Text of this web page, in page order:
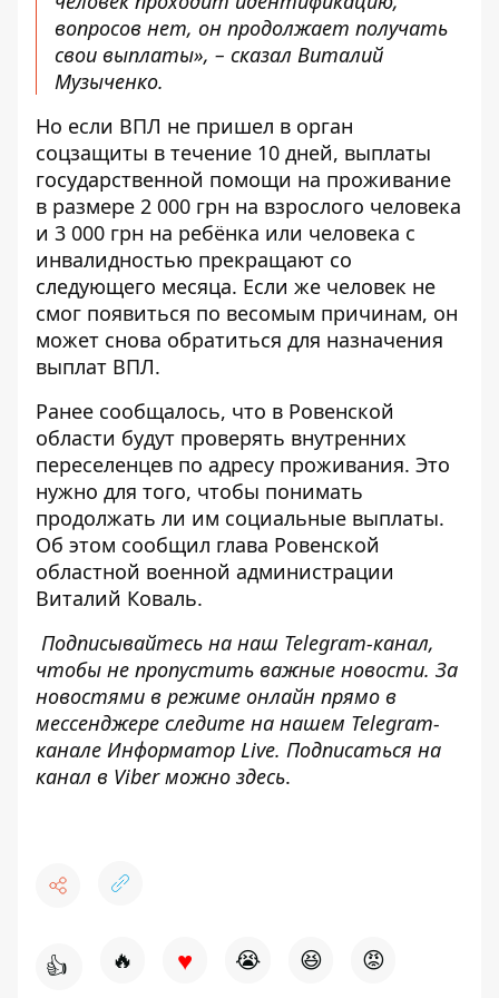
вопросов нет, он продолжает получать
свои выплаты», – сказал Виталий
Музыченко.
Но если ВПЛ не пришел в орган
соцзащиты в течение 10 дней, выплаты
государственной помощи на проживание
в размере 2 000 грн на взрослого человека
и 3 000 грн на ребёнка или человека с
инвалидностью прекращают со
следующего месяца. Если же человек не
смог появиться по весомым причинам, он
может снова обратиться для назначения
выплат ВПЛ.
Ранее сообщалось, что в Ровенской
области будут проверять внутренних
переселенцев по адресу проживания. Это
нужно для того, чтобы понимать
продолжать ли им социальные выплаты.
Об этом сообщил глава Ровенской
областной военной администрации
Виталий Коваль.
Подписывайтесь на наш Telegram-канал,
чтобы не пропустить важные новости. За
новостями в режиме онлайн прямо в
мессенджере следите на нашем Telegram-
канале Информатор Live. Подписаться на
канал в Viber можно здесь.
👍 🔥 ♥ 😭 😆 😡